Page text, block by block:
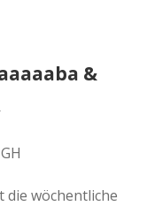
&
die wöchentliche